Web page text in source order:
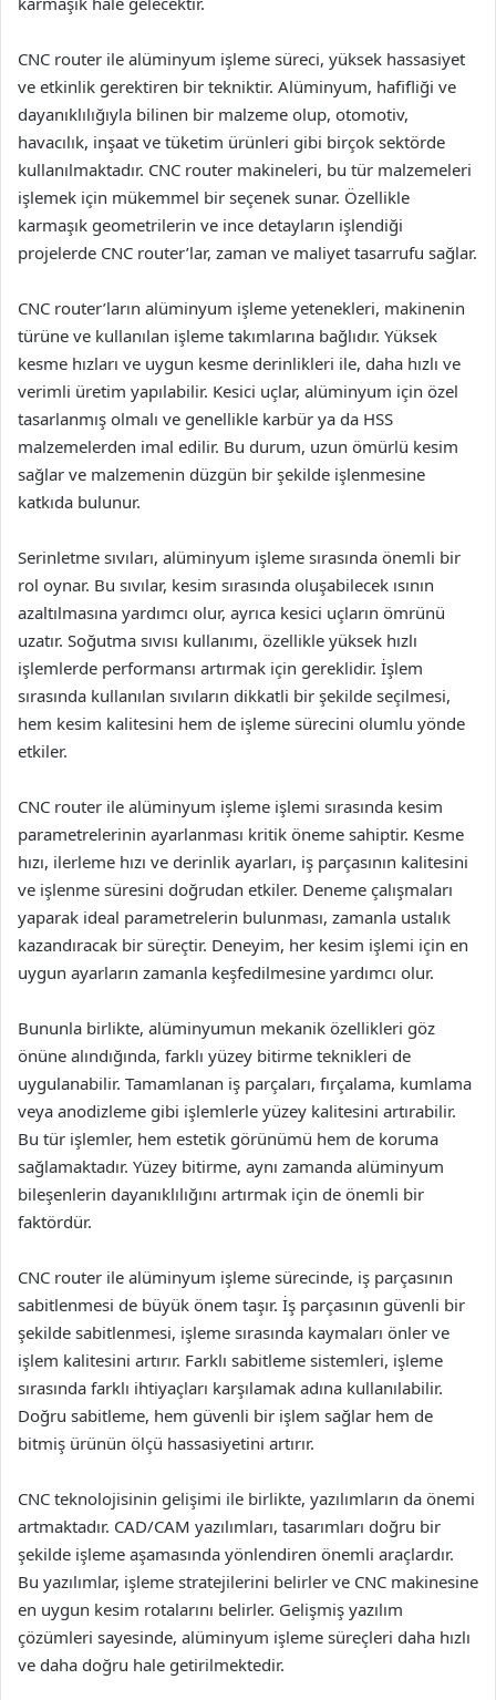
CNC router ile alüminyum işleme süreci, yüksek hassasiyet
ve etkinlik gerektiren bir tekniktir. Alüminyum, hafifliği ve
dayanıklılığıyla bilinen bir malzeme olup, otomotiv,
havacılık, inşaat ve tüketim ürünleri gibi birçok sektörde
kullanılmaktadır. CNC router makineleri, bu tür malzemeleri
işlemek için mükemmel bir seçenek sunar. Özellikle
karmaşık geometrilerin ve ince detayların işlendiği
projelerde CNC router’lar, zaman ve maliyet tasarrufu sağlar.
CNC router’ların alüminyum işleme yetenekleri, makinenin
türüne ve kullanılan işleme takımlarına bağlıdır. Yüksek
kesme hızları ve uygun kesme derinlikleri ile, daha hızlı ve
verimli üretim yapılabilir. Kesici uçlar, alüminyum için özel
tasarlanmış olmalı ve genellikle karbür ya da HSS
malzemelerden imal edilir. Bu durum, uzun ömürlü kesim
sağlar ve malzemenin düzgün bir şekilde işlenmesine
katkıda bulunur.
Serinletme sıvıları, alüminyum işleme sırasında önemli bir
rol oynar. Bu sıvılar, kesim sırasında oluşabilecek ısının
azaltılmasına yardımcı olur, ayrıca kesici uçların ömrünü
uzatır. Soğutma sıvısı kullanımı, özellikle yüksek hızlı
işlemlerde performansı artırmak için gereklidir. İşlem
sırasında kullanılan sıvıların dikkatli bir şekilde seçilmesi,
hem kesim kalitesini hem de işleme sürecini olumlu yönde
etkiler.
CNC router ile alüminyum işleme işlemi sırasında kesim
parametrelerinin ayarlanması kritik öneme sahiptir. Kesme
hızı, ilerleme hızı ve derinlik ayarları, iş parçasının kalitesini
ve işlenme süresini doğrudan etkiler. Deneme çalışmaları
yaparak ideal parametrelerin bulunması, zamanla ustalık
kazandıracak bir süreçtir. Deneyim, her kesim işlemi için en
uygun ayarların zamanla keşfedilmesine yardımcı olur.
Bununla birlikte, alüminyumun mekanik özellikleri göz
önüne alındığında, farklı yüzey bitirme teknikleri de
uygulanabilir. Tamamlanan iş parçaları, fırçalama, kumlama
veya anodizleme gibi işlemlerle yüzey kalitesini artırabilir.
Bu tür işlemler, hem estetik görünümü hem de koruma
sağlamaktadır. Yüzey bitirme, aynı zamanda alüminyum
bileşenlerin dayanıklılığını artırmak için de önemli bir
faktördür.
CNC router ile alüminyum işleme sürecinde, iş parçasının
sabitlenmesi de büyük önem taşır. İş parçasının güvenli bir
şekilde sabitlenmesi, işleme sırasında kaymaları önler ve
işlem kalitesini artırır. Farklı sabitleme sistemleri, işleme
sırasında farklı ihtiyaçları karşılamak adına kullanılabilir.
Doğru sabitleme, hem güvenli bir işlem sağlar hem de
bitmiş ürünün ölçü hassasiyetini artırır.
CNC teknolojisinin gelişimi ile birlikte, yazılımların da önemi
artmaktadır. CAD/CAM yazılımları, tasarımları doğru bir
şekilde işleme aşamasında yönlendiren önemli araçlardır.
Bu yazılımlar, işleme stratejilerini belirler ve CNC makinesine
en uygun kesim rotalarını belirler. Gelişmiş yazılım
çözümleri sayesinde, alüminyum işleme süreçleri daha hızlı
ve daha doğru hale getirilmektedir.